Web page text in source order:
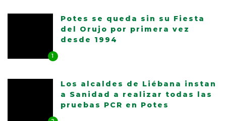
1
Potes se queda sin su Fiesta
del Orujo por primera vez
desde 1994
Los alcaldes de Liébana instan
a Sanidad a realizar todas las
pruebas PCR en Potes